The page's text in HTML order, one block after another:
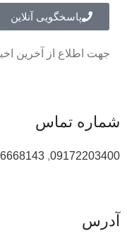
پاسخگویی آنلاین
جهت اطلاع از آخرین
شماره تماس
09172203400
,
آدرس